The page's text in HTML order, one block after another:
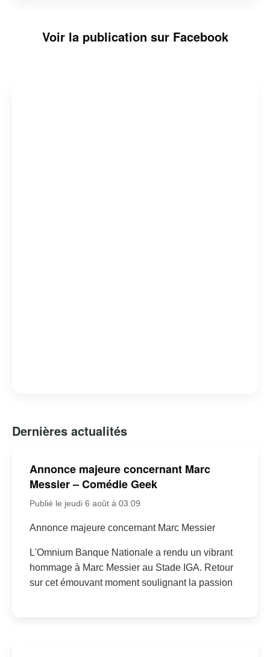
Voir la publication sur Facebook
Dernières actualités
Annonce majeure concernant Marc
Messier – Comédie Geek
Publié le jeudi 6 août à 03:09
Annonce majeure concernant Marc Messier
L'Omnium Banque Nationale a rendu un vibrant
hommage à Marc Messier au Stade IGA. Retour
sur cet émouvant moment soulignant la passion